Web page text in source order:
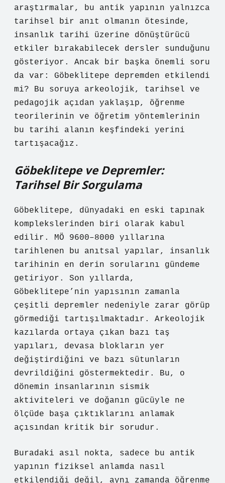
araştırmalar, bu antik yapının yalnızca
tarihsel bir anıt olmanın ötesinde,
insanlık tarihi üzerine dönüştürücü
etkiler bırakabilecek dersler sunduğunu
gösteriyor. Ancak bir başka önemli soru
da var: Göbeklitepe depremden etkilendi
mi? Bu soruya arkeolojik, tarihsel ve
pedagojik açıdan yaklaşıp, öğrenme
teorilerinin ve öğretim yöntemlerinin
bu tarihi alanın keşfindeki yerini
tartışacağız.
Göbeklitepe ve Depremler:
Tarihsel Bir Sorgulama
Göbeklitepe, dünyadaki en eski tapınak
komplekslerinden biri olarak kabul
edilir. MÖ 9600–8000 yıllarına
tarihlenen bu anıtsal yapılar, insanlık
tarihinin en derin sorularını gündeme
getiriyor. Son yıllarda,
Göbeklitepe’nin yapısının zamanla
çeşitli depremler nedeniyle zarar görüp
görmediği tartışılmaktadır. Arkeolojik
kazılarda ortaya çıkan bazı taş
yapıları, devasa blokların yer
değiştirdiğini ve bazı sütunların
devrildiğini göstermektedir. Bu, o
dönemin insanlarının sismik
aktiviteleri ve doğanın gücüyle ne
ölçüde başa çıktıklarını anlamak
açısından kritik bir sorudur.
Buradaki asıl nokta, sadece bu antik
yapının fiziksel anlamda nasıl
etkilendiği değil, aynı zamanda öğrenme